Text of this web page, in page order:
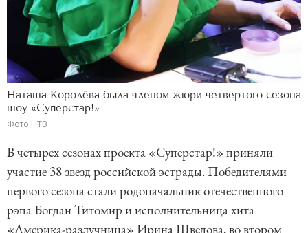
Наташа Королёва была членом жюри четвертого сезона
шоу «Суперстар!»
Фото НТВ
В четырех сезонах проекта «Суперстар!» приняли
участие 38 звезд российской эстрады. Победителями
первого сезона стали родоначальник отечественного
рэпа Богдан Титомир и исполнительница хита
«Америка-разлучница» Ирина Шведова, во втором